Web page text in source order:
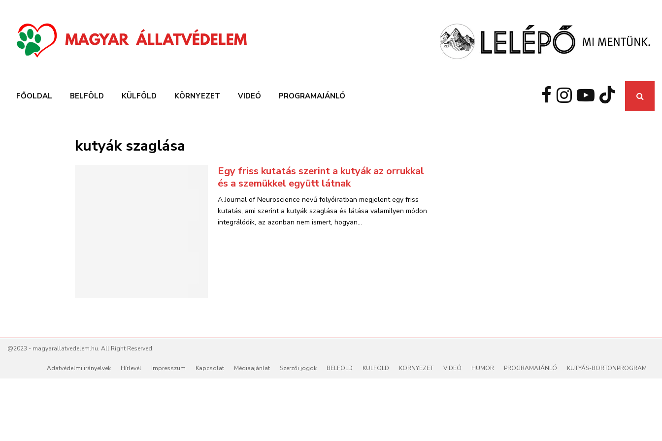
FŐOLDAL BELFÖLD KÜLFÖLD KÖRNYEZET VIDEÓ PROGRAMAJÁNLÓ
kutyák szaglása
Egy friss kutatás szerint a kutyák az orrukkal
és a szemükkel együtt látnak
A Journal of Neuroscience nevű folyóiratban megjelent egy friss
kutatás, ami szerint a kutyák szaglása és látása valamilyen módon
integrálódik, az azonban nem ismert, hogyan...
@2023 - magyarallatvedelem.hu. All Right Reserved.
Adatvédelmi irányelvek Hírlevél Impresszum Kapcsolat Médiaajánlat Szerzői jogok BELFÖLD KÜLFÖLD KÖRNYEZET VIDEÓ HUMOR PROGRAMAJÁNLÓ KUTYÁS-BÖRTÖNPROGRAM